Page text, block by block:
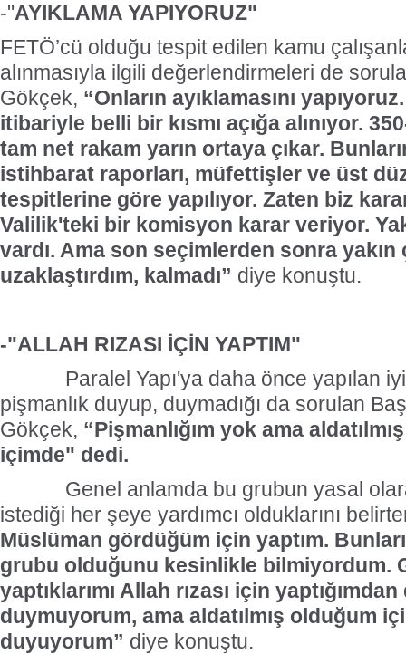
-"AYIKLAMA YAPIYORUZ"
FETÖ’cü olduğu tespit edilen kamu
alınmasıyla ilgili değerlendirmeleri de
Gökçek, “Onların ayıklamasını
itibariyle belli bir kısmı açığa alınıyor.
tam net rakam yarın ortaya çıkar.
istihbarat raporları, müfettişler ve üst
tespitlerine göre yapılıyor. Zaten biz
Valilik'teki bir komisyon karar veriyor.
vardı. Ama son seçimlerden sonra
uzaklaştırdım, kalmadı” diye konuştu.
-"ALLAH RIZASI İÇİN YAPTIM"
Paralel Yapı'ya daha önce yapılan
pişmanlık duyup, duymadığı da sorulan
Gökçek, “Pişmanlığım yok ama
içimde" dedi.
Genel anlamda bu grubun yasal
istediği her şeye yardımcı olduklarını
Müslüman gördüğüm için yaptım.
grubu olduğunu kesinlikle bilmiyordum.
yaptıklarımı Allah rızası için
duymuyorum, ama aldatılmış olduğum
duyuyorum” diye konuştu.